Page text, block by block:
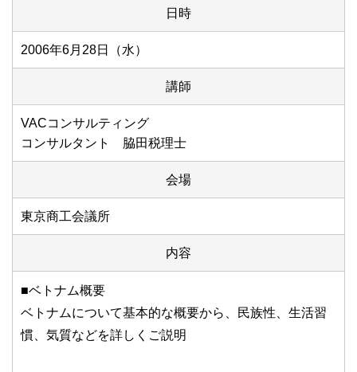
日時
2006年6月28日（水）
講師
VACコンサルティング
コンサルタント 脇田税理士
会場
東京商工会議所
内容
■ベトナム概要
ベトナムについて基本的な概要から、民族性、生活習
慣、気質などを詳しくご説明